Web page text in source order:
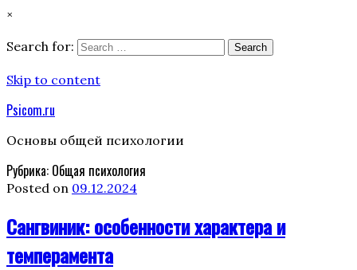
×
Search for:
Search
Skip to content
Psicom.ru
Основы общей психологии
Рубрика: Общая психология
Posted on 09.12.2024
Сангвиник: особенности характера и
темперамента